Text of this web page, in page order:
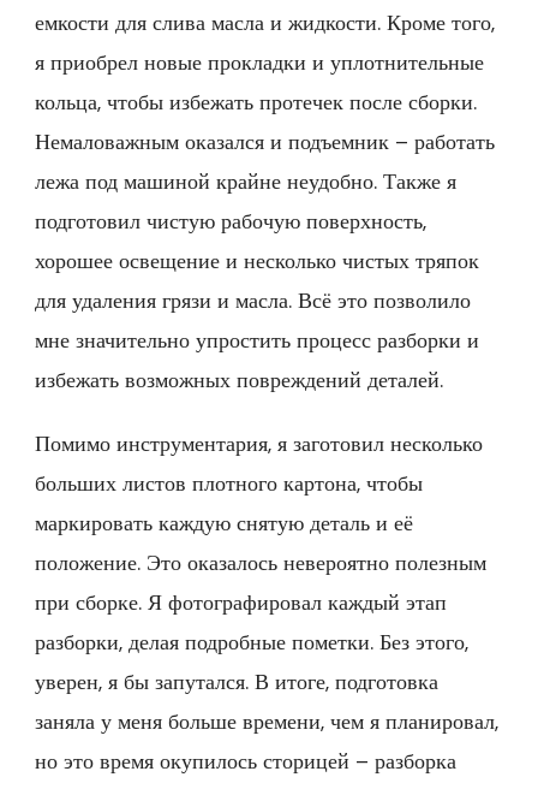
емкости для слива масла и жидкости. Кроме того,
я приобрел новые прокладки и уплотнительные
кольца, чтобы избежать протечек после сборки.
Немаловажным оказался и подъемник – работать
лежа под машиной крайне неудобно. Также я
подготовил чистую рабочую поверхность,
хорошее освещение и несколько чистых тряпок
для удаления грязи и масла. Всё это позволило
мне значительно упростить процесс разборки и
избежать возможных повреждений деталей.
Помимо инструментария, я заготовил несколько
больших листов плотного картона, чтобы
маркировать каждую снятую деталь и её
положение. Это оказалось невероятно полезным
при сборке. Я фотографировал каждый этап
разборки, делая подробные пометки. Без этого,
уверен, я бы запутался. В итоге, подготовка
заняла у меня больше времени, чем я планировал,
но это время окупилось сторицей – разборка